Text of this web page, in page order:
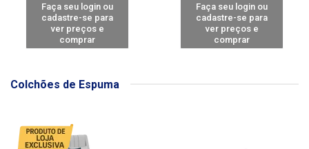
Faça seu login ou
cadastre-se para
ver preços e
comprar
Faça seu login ou
cadastre-se para
ver preços e
comprar
Colchões de Espuma